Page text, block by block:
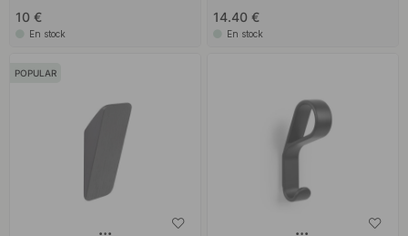
10 €
En stock
14.40 €
En stock
POPULAR